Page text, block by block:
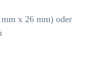
x 26 mm) oder